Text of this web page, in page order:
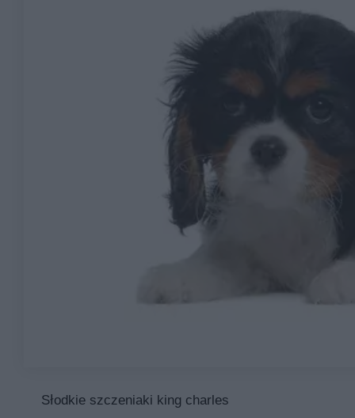
Słodkie szczeniaki king charles